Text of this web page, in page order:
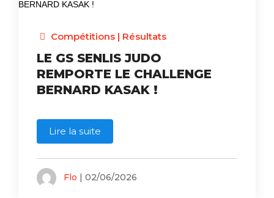
Compétitions| Résultats
LE GS SENLIS JUDO
REMPORTE LE CHALLENGE
BERNARD KASAK !
Lire la suite
Flo | 02/06/2026